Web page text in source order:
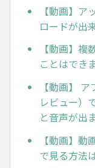
【動画】
ロードが出
【動画】
ことはでき
【動画】
レビュー）
と音声が出
【動画】
で見る方法